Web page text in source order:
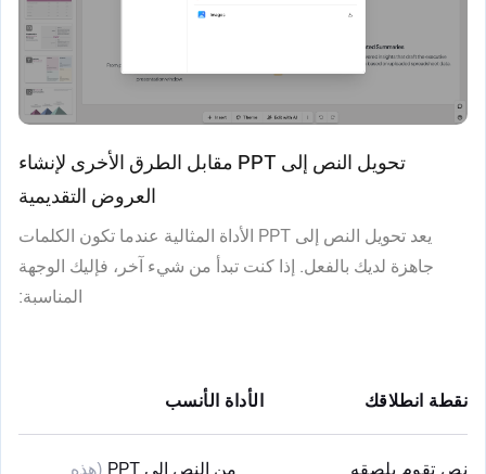
تحويل النص إلى PPT مقابل الطرق الأخرى لإنشاء
العروض التقديمية
يعد تحويل النص إلى PPT الأداة المثالية عندما تكون الكلمات
جاهزة لديك بالفعل. إذا كنت تبدأ من شيء آخر، فإليك الوجهة
المناسبة:
نقطة انطلاقك الأداة الأنسب
نص تقوم بلصقه من النص إلى PPT (هذه